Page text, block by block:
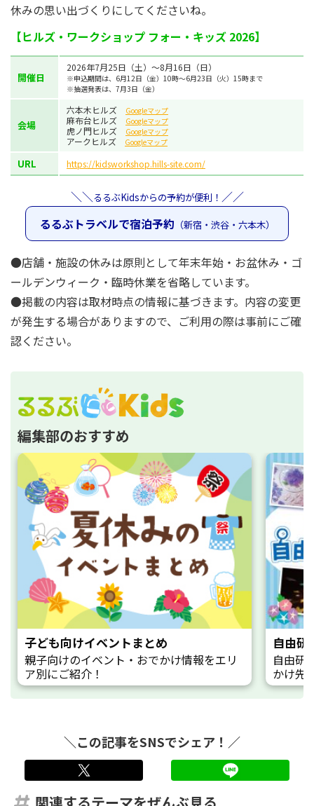
休みの思い出づくりにしてくださいね。
【ヒルズ・ワークショップ フォー・キッズ 2026】
開催日
2026年7月25日（土）～8月16日（日）
※申込期間は、6月12日（金）10時～6月23日（火）15時まで
※抽選発表は、7月3日（金）
会場
六本木ヒルズ Googleマップ
麻布台ヒルズ Googleマップ
虎ノ門ヒルズ Googleマップ
アークヒルズ Googleマップ
URL https://kidsworkshop.hills-site.com/
＼＼るるぶKidsからの予約が便利！ ／／
るるぶトラベルで宿泊予約 （新宿・渋谷・六本木）
●店舗・施設の休みは原則として年末年始・お盆休み・ゴ
ールデンウィーク・臨時休業を省略しています。
●掲載の内容は取材時点の情報に基づきます。内容の変更
が発生する場合がありますので、ご利用の際は事前にご確
認ください。
編集部のおすすめ
子ども向けイベントまとめ
親子向けのイベント・おでかけ情報をエリ
ア別にご紹介！
自由研
自由研
かけ先
＼この記事をSNSでシェア！／
関連するテーマをぜんぶ見る